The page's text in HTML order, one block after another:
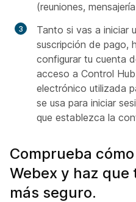
(reuniones,
Tanto si vas a iniciar
suscripción de pago,
configurar tu cuenta
acceso a Control
electrónico utilizada
se usa para iniciar
que establezca la
Comprueba
Webex y haz que
más seguro.